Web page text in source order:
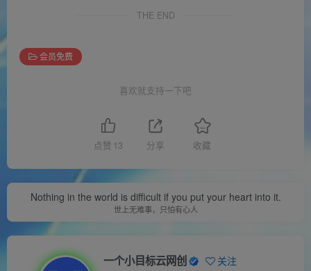
THE END
会员免费
喜欢就支持一下吧
点赞 13 分享 收藏
Nothing in the world is difficult if you put your heart into it.
世上无难事，只怕有心人
一个小目标云网创 关注